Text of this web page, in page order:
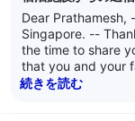
Dear Prathamesh, -- Greetings from Citadines
Singapore. -- Thank you for staying with us and for taking
the time to share
that you and your
residence. -- We appreciate your comments on the location
続きを読む